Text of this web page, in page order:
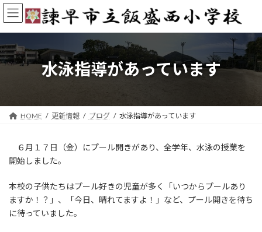
コ
ン
ツ
へ
ナ
ビ
シ
ョ
水泳指導があっています
HOME 更新情報 ブログ 水泳指導があっています
６月１７日（金）にプール開きがあり、全学年、水泳の授業を
開始しました。
本校の子供たちはプール好きの児童が多く「いつからプールあり
ますか！？」、「今日、晴れてますよ！」など、プール開きを待ち
に待っていました。